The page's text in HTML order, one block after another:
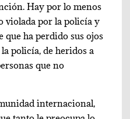
Hay por lo menos
violada por la policía y
que ha perdido sus ojos
policía, de heridos a
que no
internacional,